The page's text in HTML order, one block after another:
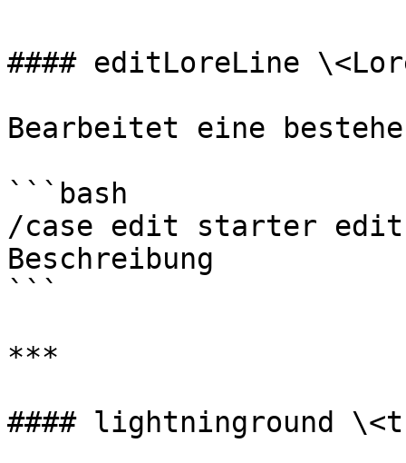
#### editLoreLine
Bearbeitet eine
```bash
/case edit starter
Beschreibung
```
***
#### lightninground